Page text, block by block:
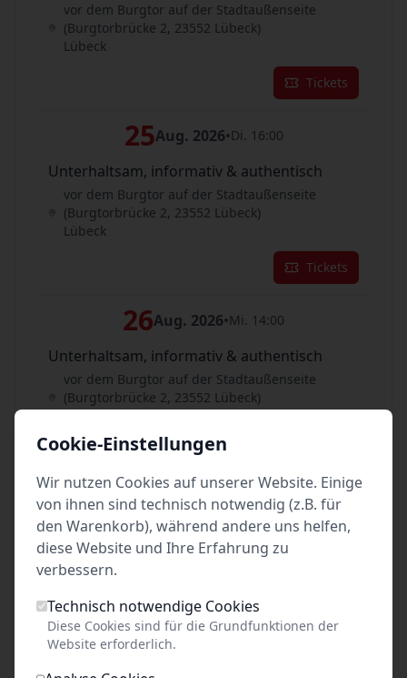
vor dem Burgtor auf der Stadtaußenseite
(Burgtorbrücke 2, 23552 Lübeck)
Lübeck
Tickets
25Aug. 2026•Di. 16:00
Unterhaltsam, informativ & authentisch
vor dem Burgtor auf der Stadtaußenseite
(Burgtorbrücke 2, 23552 Lübeck)
Lübeck
Tickets
26Aug. 2026•Mi. 14:00
Unterhaltsam, informativ & authentisch
vor dem Burgtor auf der Stadtaußenseite
(Burgtorbrücke 2, 23552 Lübeck)
Lübeck
27Aug. 2026•Do. 16:00
Unterhaltsam, informativ & authentisch
vor dem Burgtor auf der Stadtaußenseite
Lübeck
Tickets
Cookie-Einstellungen
Wir nutzen Cookies auf unserer Website. Einige
von ihnen sind technisch notwendig (z.B. für
den Warenkorb), während andere uns helfen,
diese Website und Ihre Erfahrung zu
verbessern.
Technisch notwendige Cookies
Diese Cookies sind für die Grundfunktionen der
Website erforderlich.